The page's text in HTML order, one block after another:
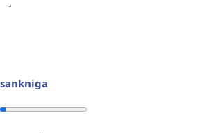
sankniga